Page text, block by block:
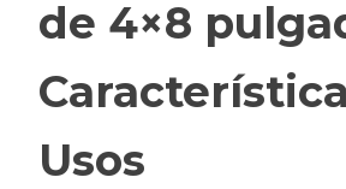
de 4×8
Usos